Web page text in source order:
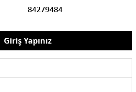
84279484
Giriş Yapınız